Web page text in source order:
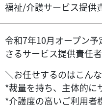
福祉/介護サービス提供
令和7年10月オープン
さるサービス提供責任
＼お任せするのはこん
*裁量を持ち、主体的に
*介護度の高いご利用者